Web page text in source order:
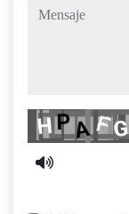
mensaje
Captcha